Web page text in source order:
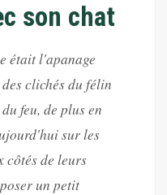
son chat
était l'apanage
clichés du félin
feu, de plus en
sur les
côtés de leurs
un petit